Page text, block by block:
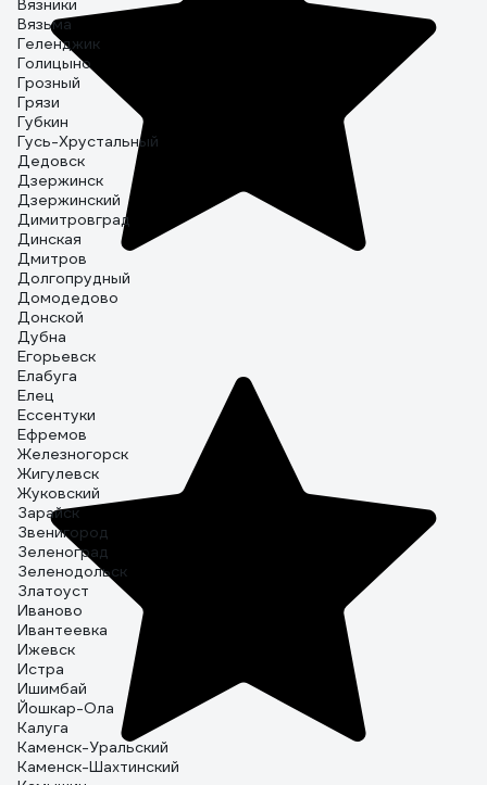
Вязники
Вязьма
Геленджик
Голицыно
Грозный
Грязи
Губкин
Гусь-Хрустальный
Дедовск
Дзержинск
Дзержинский
Димитровград
Динская
Дмитров
Долгопрудный
Домодедово
Донской
Дубна
Егорьевск
Елабуга
Елец
Ессентуки
Ефремов
Железногорск
Жигулевск
Жуковский
Зарайск
Звенигород
Зеленоград
Зеленодольск
Златоуст
Иваново
Ивантеевка
Ижевск
Истра
Ишимбай
Йошкар-Ола
Калуга
Каменск-Уральский
Каменск-Шахтинский